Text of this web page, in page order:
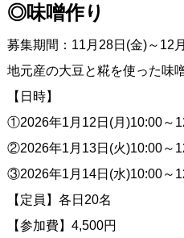
◎味噌作り
募集期間：11月28日(金)～12
地元産の大豆と糀を使った味
【日時】
①2026年1月12日(月)10:00～
②2026年1月13日(火)10:00～
③2026年1月14日(水)10:00～
【定員】各日20名
【参加費】4,500円